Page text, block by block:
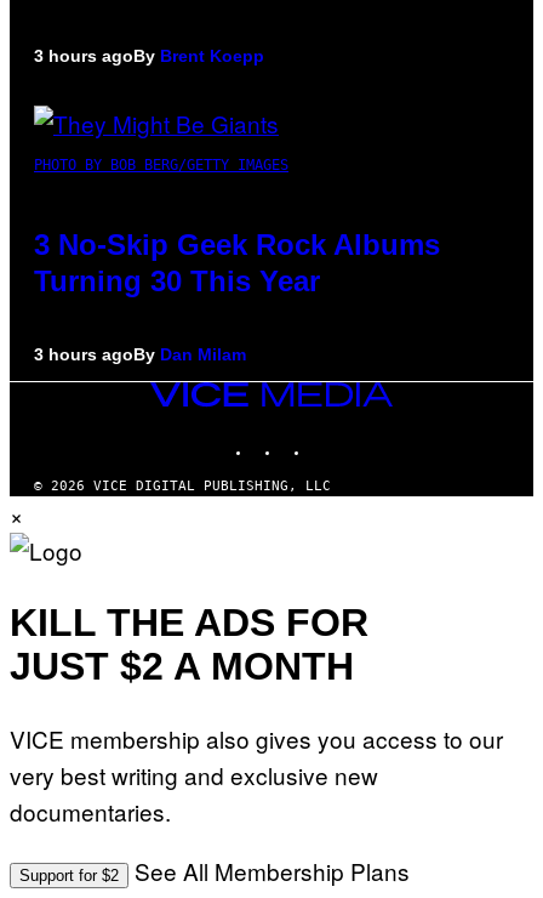
3 hours agoBy Brent Koepp
PHOTO BY BOB BERG/GETTY IMAGES
3 No-Skip Geek Rock Albums
Turning 30 This Year
3 hours agoBy Dan Milam
VICE
MEDIA
© 2026 VICE DIGITAL PUBLISHING, LLC
×
KILL THE ADS FOR
JUST $2 A MONTH
VICE membership also gives you access to our
very best writing and exclusive new
documentaries.
Support for $2 See All Membership Plans